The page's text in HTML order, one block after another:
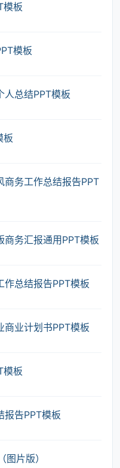
模板
模板
人总结PPT模板
板
商务工作总结报告PPT
商务汇报通用PPT模板
作总结报告PPT模板
商业计划书PPT模板
板
报告PPT模板
片版）